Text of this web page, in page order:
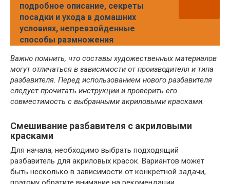
подробное описание, секреты
посадки и ухода в домашних
условиях, непревзойденные
способы размножения
Важно помнить, что составы художественных материалов
могут отличаться в зависимости от производителя и типа
разбавителя. Перед использованием нового разбавителя
следует прочитать инструкции и проверить его
совместимость с выбранными акриловыми красками.
Смешивание разбавителя с акриловыми
красками
Для начала, необходимо выбрать подходящий
разбавитель для акриловых красок. Вариантов может
быть несколько в зависимости от конкретной задачи,